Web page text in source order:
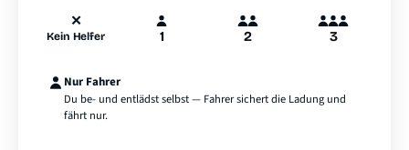
✕
Kein Helfer 1 2 3
Nur Fahrer
Du be- und entlädst selbst — Fahrer sichert die Ladung und
fährt nur.